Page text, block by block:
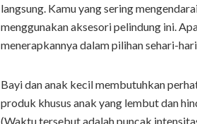
langsung. Kamu yang sering
menggunakan aksesori pelindung ini.
menerapkannya dalam pilihan sehari-
Bayi dan anak kecil membutuhkan
produk khusus anak yang lembut dan
(Waktu tersebut adalah puncak